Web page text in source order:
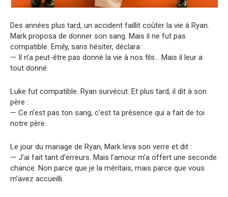
Des années plus tard, un accident faillit coûter la vie à Ryan.
Mark proposa de donner son sang. Mais il ne fut pas
compatible. Emily, sans hésiter, déclara :
— Il n’a peut-être pas donné la vie à nos fils… Mais il leur a
tout donné.
Luke fut compatible. Ryan survécut. Et plus tard, il dit à son
père :
— Ce n’est pas ton sang, c’est ta présence qui a fait de toi
notre père.
Le jour du mariage de Ryan, Mark leva son verre et dit :
— J’ai fait tant d’erreurs. Mais l’amour m’a offert une seconde
chance. Non parce que je la méritais, mais parce que vous
m’avez accueilli.